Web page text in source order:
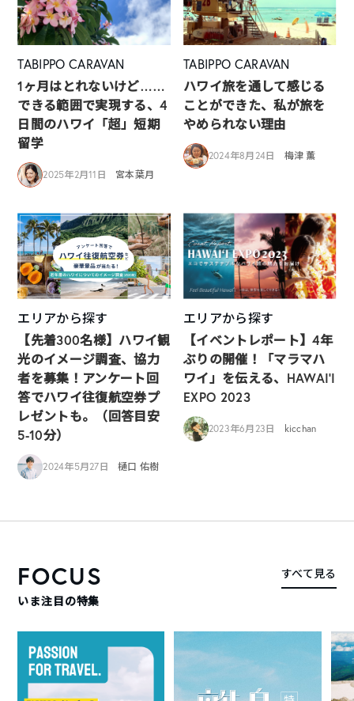
TABIPPO CARAVAN
1ヶ月はとれないけど……
できる範囲で実現する、4
日間のハワイ「超」短期
留学
2025年2月11日 宮本葉月
TABIPPO CARAVAN
ハワイ旅を通して感じる
ことができた、私が旅を
やめられない理由
2024年8月24日 梅津 薫
エリアから探す
【先着300名様】ハワイ観
光のイメージ調査、協力
者を募集！アンケート回
答でハワイ往復航空券プ
レゼントも。（回答目安
5-10分）
2024年5月27日 樋口 佑樹
エリアから探す
【イベントレポート】4年
ぶりの開催！「マラマハ
ワイ」を伝える、HAWAI‘I
EXPO 2023
2023年6月23日 kicchan
FOCUS
いま注目の特集
すべて見る